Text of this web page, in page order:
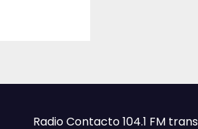
Radio Contacto 104.1 FM